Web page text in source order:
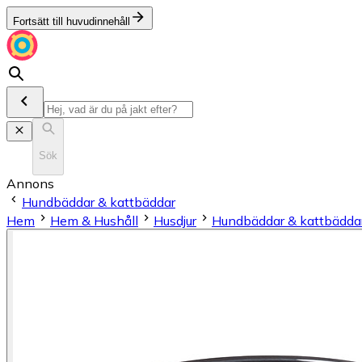
Fortsätt till huvudinnehåll
Sök
Annons
Hundbäddar & kattbäddar
Hem
Hem & Hushåll Husdjur Hundbäddar &